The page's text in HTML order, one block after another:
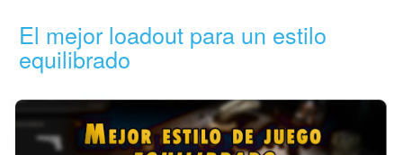
El mejor loadout para un estilo
equilibrado